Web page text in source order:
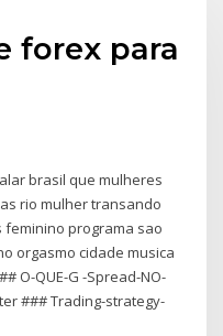
forex para
brasil que mulheres
rio mulher transando
programa sao
orgasmo cidade musica
O-QUE-G -Spread-NO-
### Trading-strategy-